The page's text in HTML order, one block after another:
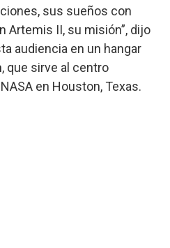
sus sueños con
Artemis II, su misión”, dijo
audiencia en un hangar
que sirve al centro
en Houston, Texas.